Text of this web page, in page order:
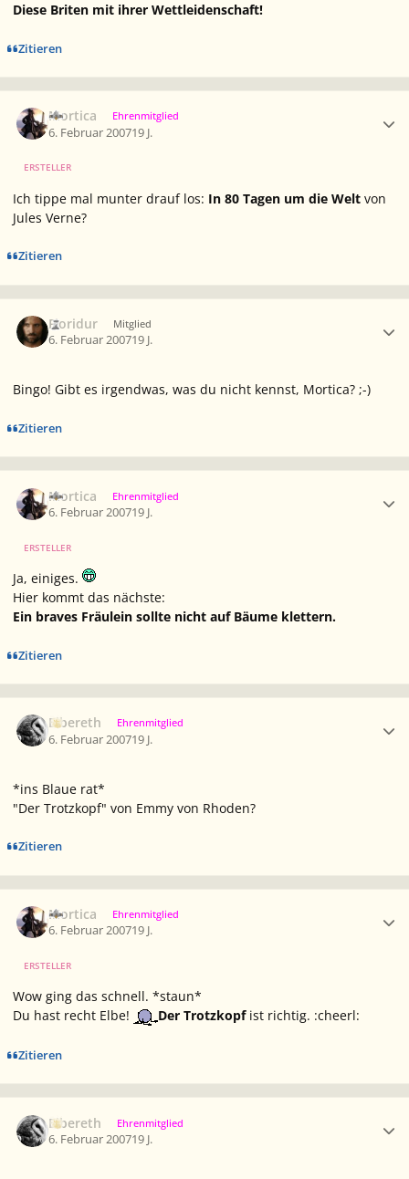
Diese Briten mit ihrer Wettleidenschaft!
Zitieren
Mortica Ehrenmitglied
6. Februar 200719 J.
ERSTELLER
Ich tippe mal munter drauf los: In 80 Tagen um die Welt von
Jules Verne?
Zitieren
Fioridur Mitglied
6. Februar 200719 J.
Bingo! Gibt es irgendwas, was du nicht kennst, Mortica? ;-)
Zitieren
Mortica Ehrenmitglied
6. Februar 200719 J.
ERSTELLER
Ja, einiges.
Hier kommt das nächste:
Ein braves Fräulein sollte nicht auf Bäume klettern.
Zitieren
Elbereth Ehrenmitglied
6. Februar 200719 J.
*ins Blaue rat*
"Der Trotzkopf" von Emmy von Rhoden?
Zitieren
Mortica Ehrenmitglied
6. Februar 200719 J.
ERSTELLER
Wow ging das schnell. *staun*
Du hast recht Elbe!
Der Trotzkopfist richtig. :cheerl:
Zitieren
Elbereth Ehrenmitglied
6. Februar 200719 J.